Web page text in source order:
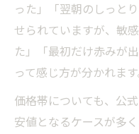
った」「翌朝のしっと
せられていますが、敏
た」「最初だけ赤みが
って感じ方が分かれます
価格帯についても、公
安値となるケースが多